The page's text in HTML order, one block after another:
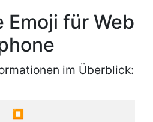
für Web
im Überblick:
⏹